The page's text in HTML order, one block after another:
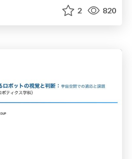
2 820